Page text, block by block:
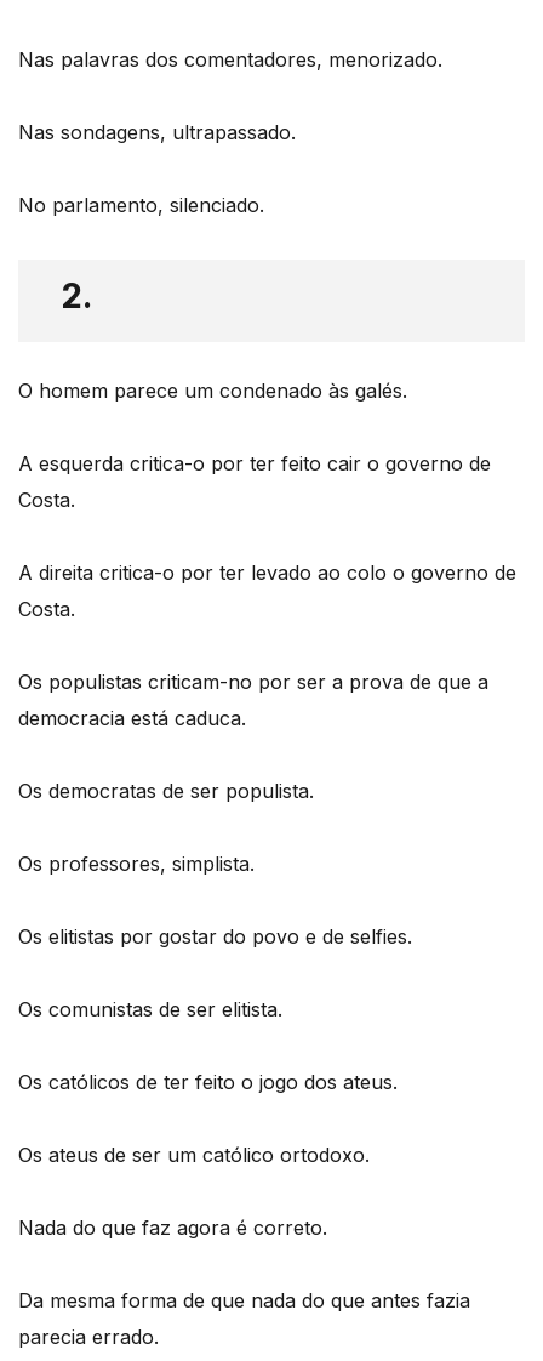
Nas palavras dos comentadores, menorizado.
Nas sondagens, ultrapassado.
No parlamento, silenciado.
2.
O homem parece um condenado às galés.
A esquerda critica-o por ter feito cair o governo de
Costa.
A direita critica-o por ter levado ao colo o governo de
Costa.
Os populistas criticam-no por ser a prova de que a
democracia está caduca.
Os democratas de ser populista.
Os professores, simplista.
Os elitistas por gostar do povo e de selfies.
Os comunistas de ser elitista.
Os católicos de ter feito o jogo dos ateus.
Os ateus de ser um católico ortodoxo.
Nada do que faz agora é correto.
Da mesma forma de que nada do que antes fazia
parecia errado.